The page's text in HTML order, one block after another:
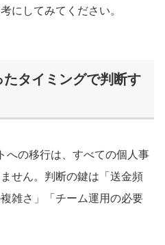
にしてみてください。
たタイミングで判断す
への移行は、すべての個人事
せん。判断の鍵は「送金頻
雑さ」「チーム運用の必要